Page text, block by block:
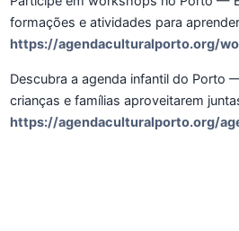
formações e atividades para
https://agendaculturalporto.org/
Descubra a agenda infantil do Porto
crianças e famílias aproveitarem
https://agendaculturalporto.org/